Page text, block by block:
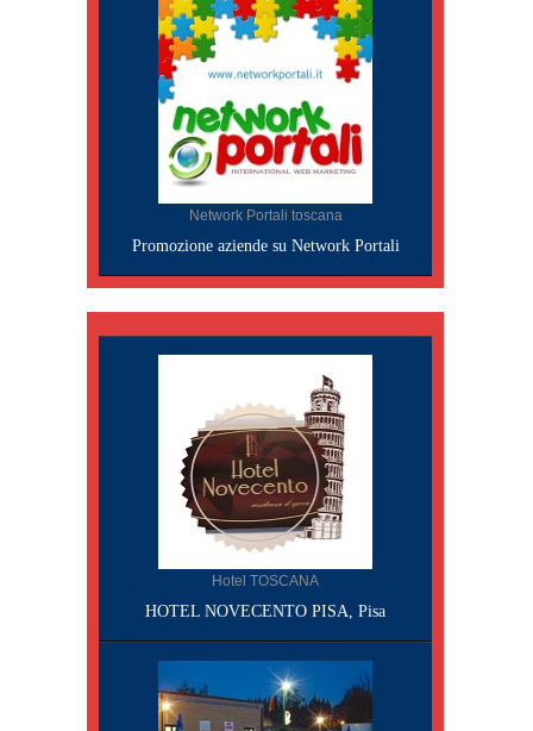
Network Portali toscana
Promozione aziende su Network Portali
Hotel TOSCANA
HOTEL NOVECENTO PISA, Pisa